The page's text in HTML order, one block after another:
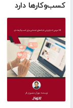
کسب‌و‌کارها دارد